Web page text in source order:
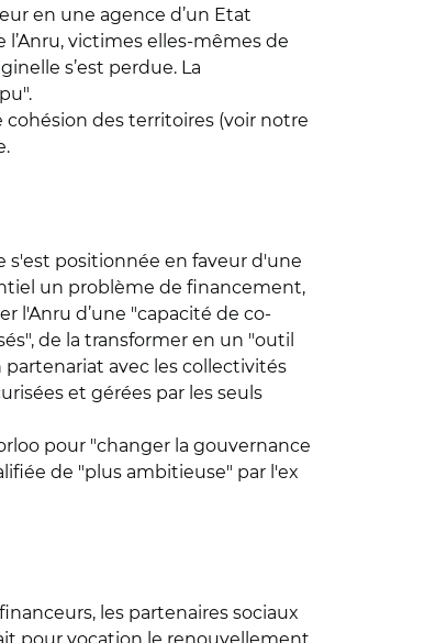
en une agence d’un Etat
victimes elles-mêmes de
s’est perdue. La
des territoires (voir notre
s'est positionnée en faveur d'une
un problème de financement,
l'Anru d’une "capacité de co-
de la transformer en un "outil
avec les collectivités
et gérées par les seuls
pour "changer la gouvernance
de "plus ambitieuse" par l'ex
les partenaires sociaux